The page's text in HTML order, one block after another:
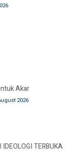
Akar
2026
TERBUKA